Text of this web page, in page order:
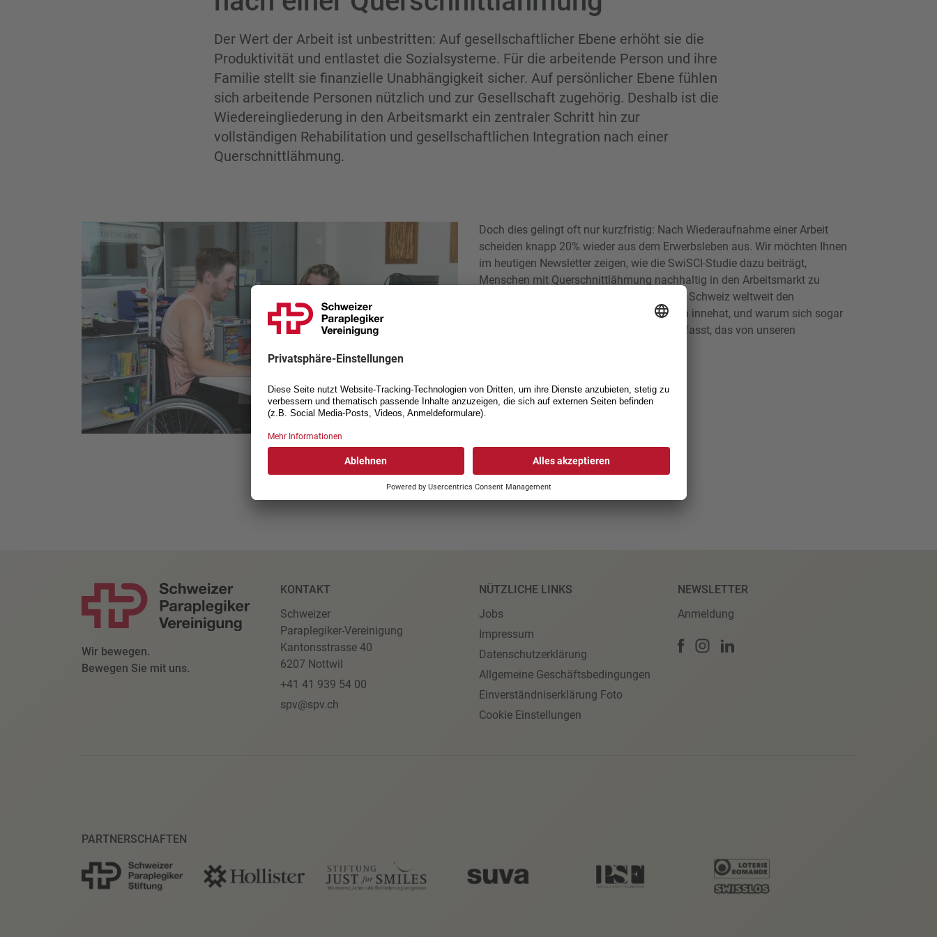
Der Wert der Arbeit ist unbestritten: Auf gesellschaftlicher Ebene erhöht sie die
Produktivität und entlastet die Sozialsysteme. Für die arbeitende Person und ihre
Familie stellt sie finanzielle Unabhängigkeit sicher. Auf persönlicher Ebene fühlen
sich arbeitende Personen nützlich und zur Gesellschaft zugehörig. Deshalb ist die
Wiedereingliederung in den Arbeitsmarkt ein zentraler Schritt hin zur
vollständigen Rehabilitation und gesellschaftlichen Integration nach einer
Querschnittlähmung.
Doch dies gelingt oft nur kurzfristig: Nach Wiederaufnahme einer Arbeit
scheiden knapp 20% wieder aus dem Erwerbsleben aus. Wir möchten Ihnen
im heutigen Newsletter zeigen, wie die SwiSCI-Studie dazu beiträgt,
Menschen mit Querschnittlähmung nachhaltig in den Arbeitsmarkt zu
integrieren. Sie erfahren auch, weshalb die Schweiz weltweit den
Spitzenplatz bei der beruflichen Integration innehat, und warum sich sogar
der Bund mit einem Job-Matching-Tool befasst, das von unseren
Wir bewegen.
Bewegen Sie mit uns.
KONTAKT
Schweizer
Paraplegiker-Vereinigung
Kantonsstrasse 40
6207 Nottwil
+41 41 939 54 00
spv@spv.ch
NÜTZLICHE LINKS
Jobs
Impressum
Datenschutzerklärung
Allgemeine Geschäftsbedingungen
Einverständniserklärung Foto
Cookie Einstellungen
NEWSLETTER
Anmeldung
PARTNERSCHAFTEN